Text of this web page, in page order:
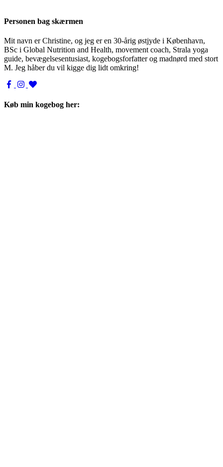
Personen bag skærmen
Mit navn er Christine, og jeg er en 30-årig østjyde i København,
BSc i Global Nutrition and Health, movement coach, Strala yoga
guide, bevægelsesentusiast, kogebogsforfatter og madnørd med stort
M. Jeg håber du vil kigge dig lidt omkring!
Køb min kogebog her: